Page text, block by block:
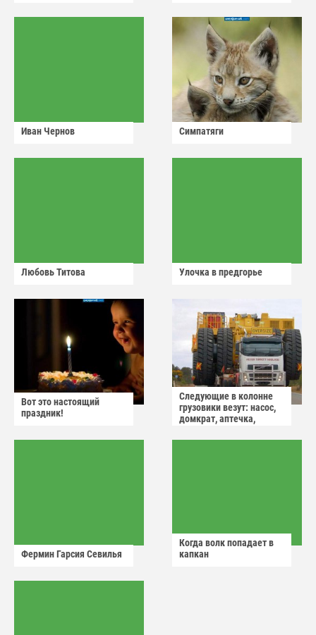
Иван Чернов Симпатяги
Любовь Титова Улочка в предгорье
Вот это настоящий
праздник!
Следующие в колонне
грузовики везут: насос,
домкрат, аптечка,
Фермин Гарсия Севилья
Когда волк попадает в
капкан